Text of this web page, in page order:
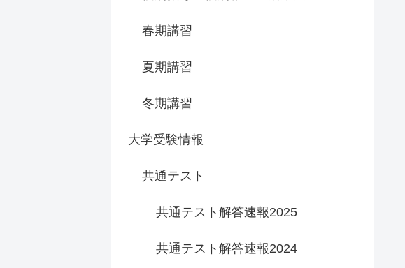
春期講習
夏期講習
冬期講習
大学受験情報
共通テスト
共通テスト解答速報2025
共通テスト解答速報2024